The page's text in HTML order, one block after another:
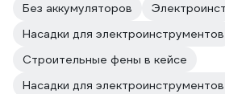
Без аккумуляторов
Насадки для электроинструментов
Строительные фены в кейсе
Насадки для